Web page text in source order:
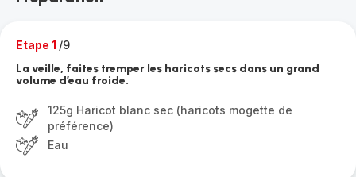
Etape 1 /9
La veille, faites tremper les haricots secs dans un grand
volume d’eau froide.
125g Haricot blanc sec (haricots mogette de
préférence)
Eau